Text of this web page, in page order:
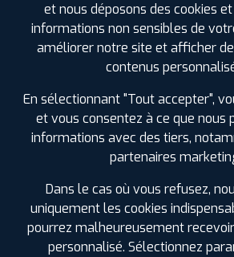
SPÉCIFICATIONS AVIS CLIENTS
et nous déposons des cookies
informations non sensibles de
améliorer notre site et afficher
contenus
En sélectionnant "Tout accepter",
et vous consentez à ce que nous
informations avec des tiers,
partenaires
Dans le cas où vous refusez,
uniquement les cookies
pourrez malheureusement
personnalisé. Sélectionnez